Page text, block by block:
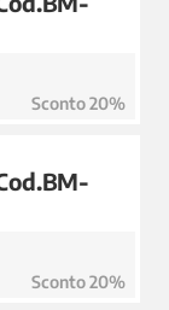
Sconto 20%
Sconto 20%